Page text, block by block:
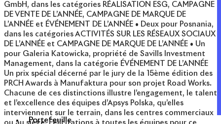
Portefeuille
GmbH, dans les catégories RÉALISATION ESG, CAMPAGNE
DE VENTE DE L’ANNÉE, CAMPAGNE DE MARQUE DE
L’ANNÉE et ÉVÉNEMENT DE L’ANNÉE • Deux pour Posnania,
dans les catégories ACTIVITÉS SUR LES RÉSEAUX SOCIAUX
DE L’ANNÉE et CAMPAGNE DE MARQUE DE L’ANNÉE • Un
pour Galeria Katowicka, propriété de Savills Investment
Management, dans la catégorie ÉVÉNEMENT DE L’ANNÉE
Un prix spécial décerné par le jury de la 15ème édition des
PRCH Awards à Manufaktura pour son projet Road Works.
Chacune de ces distinctions illustre l’engagement, le talent
et l’excellence des équipes d’Apsys Polska, qu’elles
interviennent sur le terrain, dans les centres commerciaux